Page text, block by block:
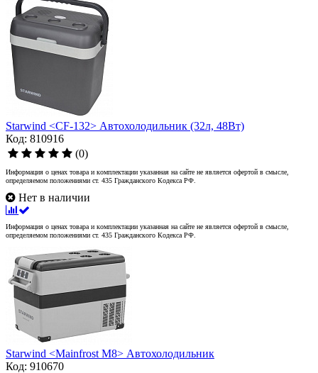
Starwind <CF-132> Автохолодильник (32л, 48Вт)
Код: 810916
(0)
Информация о ценах товара и комплектации указанная на сайте не является офертой в смысле,
определяемом положениями ст. 435 Гражданского Кодекса РФ.
Нет в наличии
Информация о ценах товара и комплектации указанная на сайте не является офертой в смысле,
определяемом положениями ст. 435 Гражданского Кодекса РФ.
Starwind <Mainfrost M8> Автохолодильник
Код: 910670